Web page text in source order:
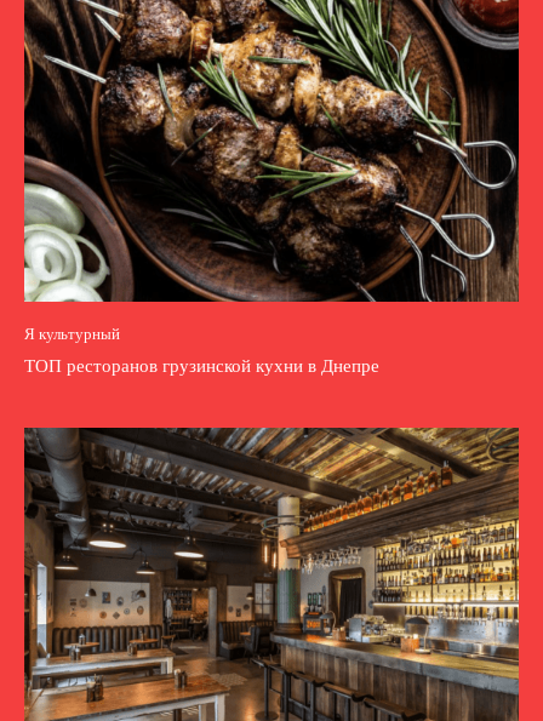
Я культурный
ТОП ресторанов грузинской кухни в Днепре